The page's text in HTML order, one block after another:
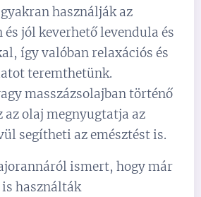
használják az
jól keverhető levendula és
így valóban relaxációs és
teremthetünk.
masszázsolajban történő
az olaj megnyugtatja az
segítheti az emésztést is.
ismert, hogy már
is használták